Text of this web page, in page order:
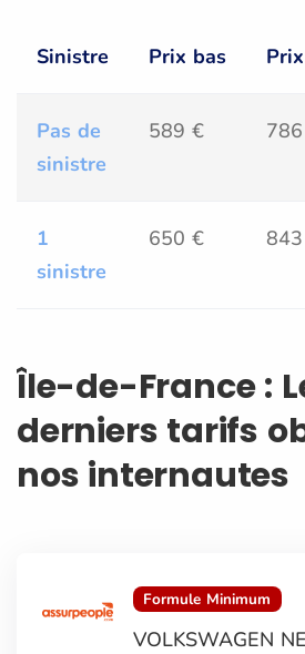
Sinistre Prix bas
Pas de
sinistre
589 €
1
sinistre
650 €
Île-de-France :
derniers tarifs
nos internautes
Formule Minimum
VOLKSWAGEN